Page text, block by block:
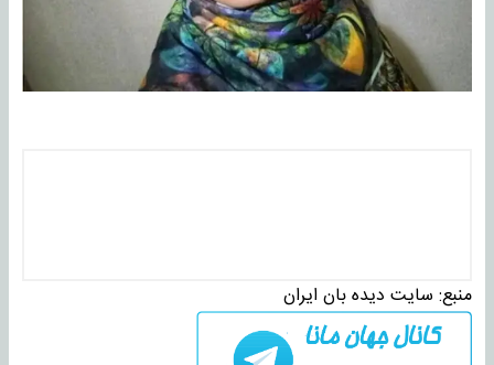
منبع: سایت دیده بان ایران